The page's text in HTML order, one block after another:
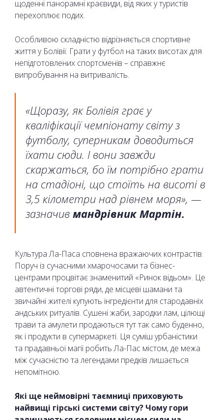
щоденні панорамні краєвиди, від яких у туристів
перехоплює подих.
Особливою складністю відрізняється спортивне
життя у Болівії. Грати у футбол на таких висотах для
непідготовлених спортсменів – справжнє
випробування на витривалість.
«Щоразу, як Болівія грає у
кваліфікації чемпіонату світу з
футболу, суперникам доводиться
їхати сюди. І вони завжди
скаржаться, бо їм потрібно грати
на стадіоні, що стоїть на висоті в
3,5 кілометри над рівнем моря», —
зазначив мандрівник Мартін.
Культура Ла-Паса сповнена вражаючих контрастів.
Поруч із сучасними хмарочосами та бізнес-
центрами процвітає знаменитий «Ринок відьом». Це
автентичні торгові ряди, де місцеві шамани та
звичайні жителі купують інгредієнти для стародавніх
андських ритуалів. Сушені жаби, зародки лам, цілющі
трави та амулети продаються тут так само буденно,
як і продукти в супермаркеті. Ця суміш урбаністики
та прадавньої магії робить Ла-Пас містом, де межа
між сучасністю та легендами предків лишається
непомітною.
Які ще неймовірні таємниці приховують
найвищі гірські системи світу? Чому гори